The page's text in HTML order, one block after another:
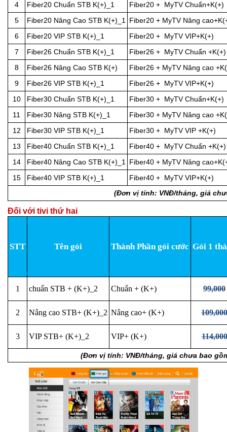
4
Fiber20 Chuẩn STB K(+)_1
Fiber20 + MyTV Chuẩn+K(+)
5
Fiber20 Nâng Cao STB K(+)_1 Fiber20 + MyTV Nâng
6
Fiber20 VIP STB K(+)_1
Fiber20 + MyTV VIP+K(+)
7
Fiber26 Chuẩn STB K(+)_1
Fiber26 + MyTV Chuẩn +K(+)
8
Fiber26 Nâng Cao STB K(+)
Fiber26 + MyTV Nâng cao
9
Fiber26 VIP STB K(+)_1
Fiber26 + MyTV VIP+K(+)
10
Fiber30 Chuẩn STB K(+)_1
Fiber30 + MyTV Chuẩn+K(+)
11
Fiber30 Nâng STB K(+)_1
Fiber30 + MyTV Nâng cao
12
Fiber30 VIP STB K(+)_1
Fiber30 + MyTV VIP +K(+)
13
Fiber40 Chuẩn STB K(+)_1
Fiber40 + MyTV Chuẩn +K(+)
14
Fiber40 Nâng Cao STB K(+)_1 Fiber40 + MyTV Nâng
15
Fiber40 VIP STB K(+)_1
Fiber40 + MyTV VIP+K(+)
(Đơn vị tính: VNĐ/tháng, giá
Đối với tivi thứ hai
STT Tên gói Thành Phần gói cước Gói 1
1 chuẩn STB + (K+)_2 Chuẩn + (K+) 99,000
2 Nâng cao STB+ (K+)_2 Nâng cao+ (K+) 109,000
3 VIP STB+ (K+)_2 VIP+ (K+) 114,000
(Đơn vị tính: VNĐ/tháng, giá chưa bao